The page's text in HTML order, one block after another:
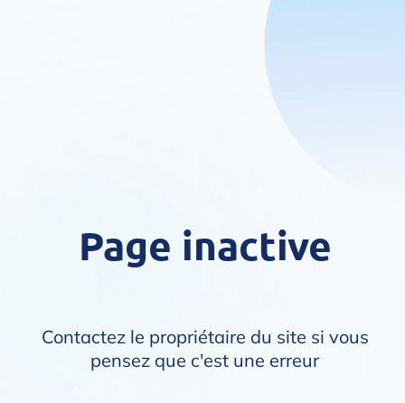
Page inactive
Contactez le propriétaire du site si vous
pensez que c'est une erreur